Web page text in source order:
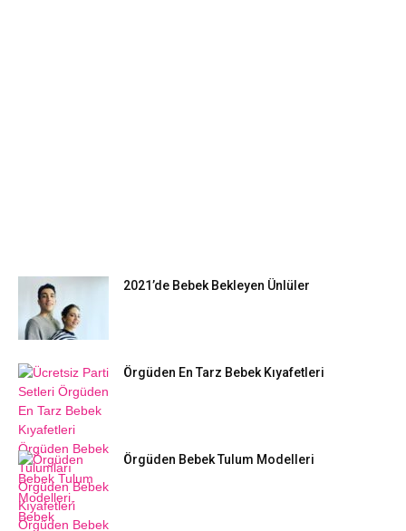
2021’de Bebek Bekleyen Ünlüler
Örgüden En Tarz Bebek Kıyafetleri
Örgüden Bebek Tulum Modelleri